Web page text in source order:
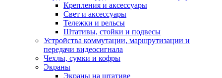
Крепления и аксессуары
Свет и аксессуары
Тележки и рельсы
Штативы, стойки и подвесы
Устройства коммутации, маршрутизации и
передачи видеосигнала
Чехлы, сумки и кофры
Экраны
Экраны на штативе